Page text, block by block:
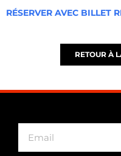
RÉSERVER AVEC BILLET
RETOUR À